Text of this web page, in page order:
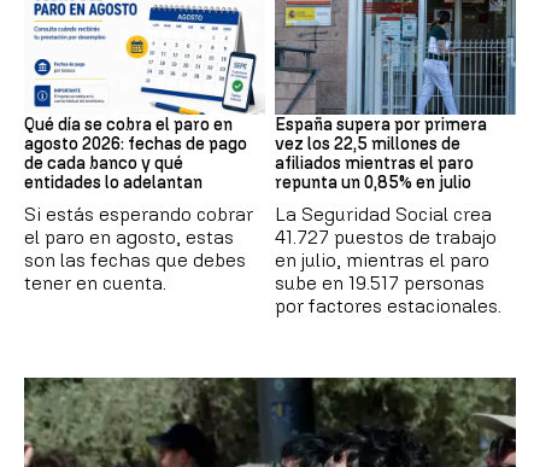
Prestaciones
Qué día se cobra el paro en
agosto 2026: fechas de pago
de cada banco y qué
entidades lo adelantan
Si estás esperando cobrar
el paro en agosto, estas
son las fechas que debes
tener en cuenta.
Datos Empleo
España supera por primera
vez los 22,5 millones de
afiliados mientras el paro
repunta un 0,85% en julio
La Seguridad Social crea
41.727 puestos de trabajo
en julio, mientras el paro
sube en 19.517 personas
por factores estacionales.